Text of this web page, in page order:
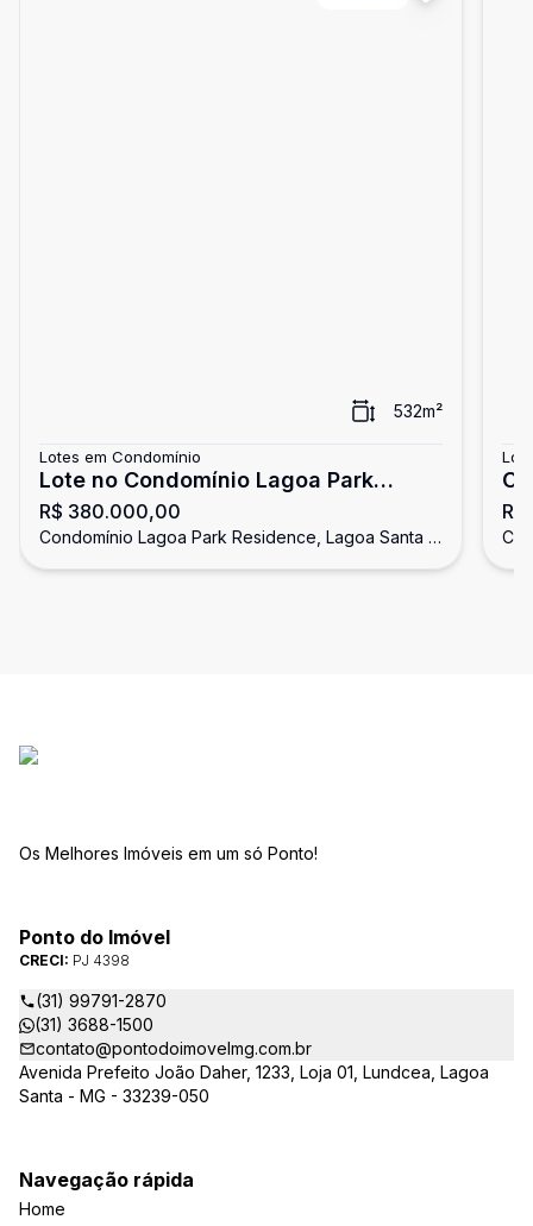
532m²
Lotes em Condomínio
Lote no Condomínio Lagoa Park
Residence
R$ 380.000,00
Condomínio Lagoa Park Residence, Lagoa Santa -
Os Melhores Imóveis em um só Ponto!
Ponto do Imóvel
CRECI: PJ 4398
(31) 99791-2870
(31) 3688-1500
contato@pontodoimovelmg.com.br
Avenida Prefeito João Daher, 1233, Loja 01, Lundcea, Lagoa
Santa - MG - 33239-050
Navegação rápida
Home